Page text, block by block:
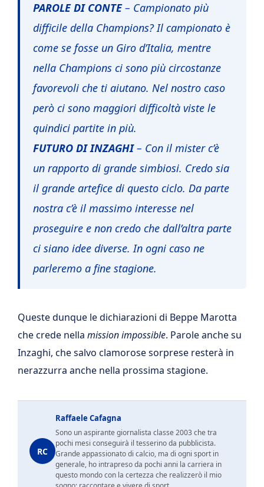
PAROLE DI CONTE– Campionato più
difficile della Champions? Il campionato è
come se fosse un Giro d’Italia, mentre
nella Champions ci sono più circostanze
favorevoli che ti aiutano. Nel nostro caso
però ci sono maggiori difficoltà viste le
quindici partite in più.
FUTURO DI INZAGHI– Con il mister c’è
un rapporto di grande simbiosi. Credo sia
il grande artefice di questo ciclo. Da parte
nostra c’è il massimo interesse nel
proseguire e non credo che dall’altra parte
ci siano idee diverse. In ogni caso ne
parleremo a fine stagione.
Queste dunque le dichiarazioni di Beppe Marotta
che crede nella mission impossible. Parole anche su
Inzaghi, che salvo clamorose sorprese resterà in
nerazzurra anche nella prossima stagione.
RC
Raffaele Cafagna
Sono un aspirante giornalista classe 2003 che tra
pochi mesi conseguirà il tesserino da pubblicista.
Grande appassionato di calcio, ma di ogni sport in
generale, ho intrapreso da pochi anni la carriera in
questo mondo con la certezza che realizzerò il mio